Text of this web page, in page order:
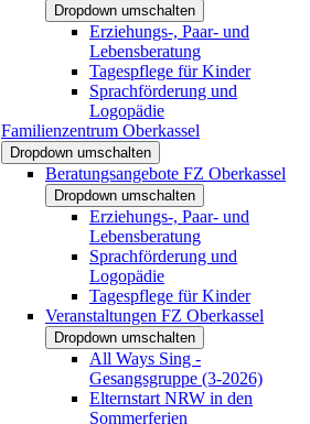
Dropdown umschalten
Erziehungs-, Paar- und
Lebensberatung
Tagespflege für Kinder
Sprachförderung und
Logopädie
Familienzentrum Oberkassel
Dropdown umschalten
Beratungsangebote FZ Oberkassel
Dropdown umschalten
Erziehungs-, Paar- und
Lebensberatung
Sprachförderung und
Logopädie
Tagespflege für Kinder
Veranstaltungen FZ Oberkassel
Dropdown umschalten
All Ways Sing -
Gesangsgruppe (3-2026)
Elternstart NRW in den
Sommerferien